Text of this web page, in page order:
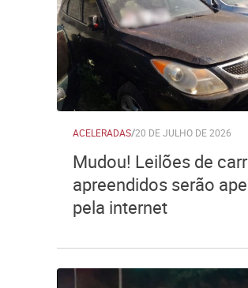
ACELERADAS/20 DE JULHO DE 2026
Mudou! Leilões de
apreendidos serão
pela internet